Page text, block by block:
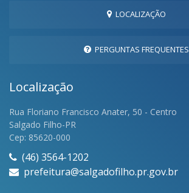
LOCALIZAÇÃO
PERGUNTAS FREQUENTES
Localização
Rua Floriano Francisco Anater, 50 - Centro
Salgado Filho-PR
Cep: 85620-000
(46) 3564-1202
prefeitura@salgadofilho.pr.gov.br